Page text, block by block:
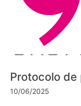
Protocolo
10/06/2025